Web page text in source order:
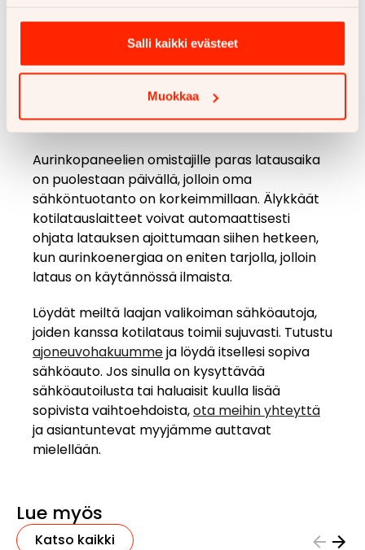
Salli kaikki evästeet
Muokkaa
yleensä 20–80 prosentin välillä normaalissa
arjessa. Täyteen 100 prosenttiin lataaminen
kannattaa tehdä vain ennen pitkää matkaa.
latausrajan suoraan auton asetuksista tai
latauslaitteen sovelluksesta.
Aurinkopaneelien omistajille paras latausaika
on puolestaan päivällä, jolloin oma
sähköntuotanto on korkeimmillaan. Älykkäät
kotilatauslaitteet voivat automaattisesti
ohjata latauksen ajoittumaan siihen hetkeen,
kun aurinkoenergiaa on eniten tarjolla, jolloin
lataus on käytännössä ilmaista.
Löydät meiltä laajan valikoiman sähköautoja,
joiden kanssa kotilataus toimii sujuvasti. Tutustu
ajoneuvohakuummeja löydä itsellesi sopiva
sähköauto. Jos sinulla on kysyttävää
sähköautoilusta tai haluaisit kuulla lisää
sopivista vaihtoehdoista,ota meihin yhteyttä
ja asiantuntevat myyjämme auttavat
mielellään.
Lue myös
Katso kaikki